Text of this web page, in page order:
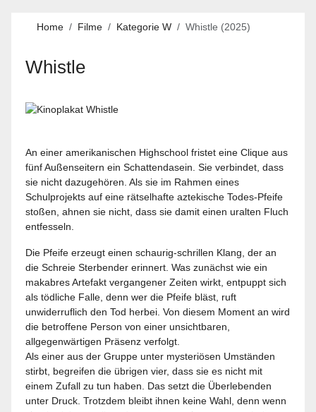
Home Filme Kategorie W Whistle (2025)
Whistle
An einer amerikanischen Highschool fristet eine Clique aus
fünf Außenseitern ein Schattendasein. Sie verbindet, dass
sie nicht dazugehören. Als sie im Rahmen eines
Schulprojekts auf eine rätselhafte aztekische Todes-Pfeife
stoßen, ahnen sie nicht, dass sie damit einen uralten Fluch
entfesseln.
Die Pfeife erzeugt einen schaurig-schrillen Klang, der an
die Schreie Sterbender erinnert. Was zunächst wie ein
makabres Artefakt vergangener Zeiten wirkt, entpuppt sich
als tödliche Falle, denn wer die Pfeife bläst, ruft
unwiderruflich den Tod herbei. Von diesem Moment an wird
die betroffene Person von einer unsichtbaren,
allgegenwärtigen Präsenz verfolgt.
Als einer aus der Gruppe unter mysteriösen Umständen
stirbt, begreifen die übrigen vier, dass sie es nicht mit
einem Zufall zu tun haben. Das setzt die Überlebenden
unter Druck. Trotzdem bleibt ihnen keine Wahl, denn wenn